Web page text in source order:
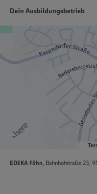
Dein Ausbildungsbetrieb
EDEKA Föhn, Bahnhofstraße 23,